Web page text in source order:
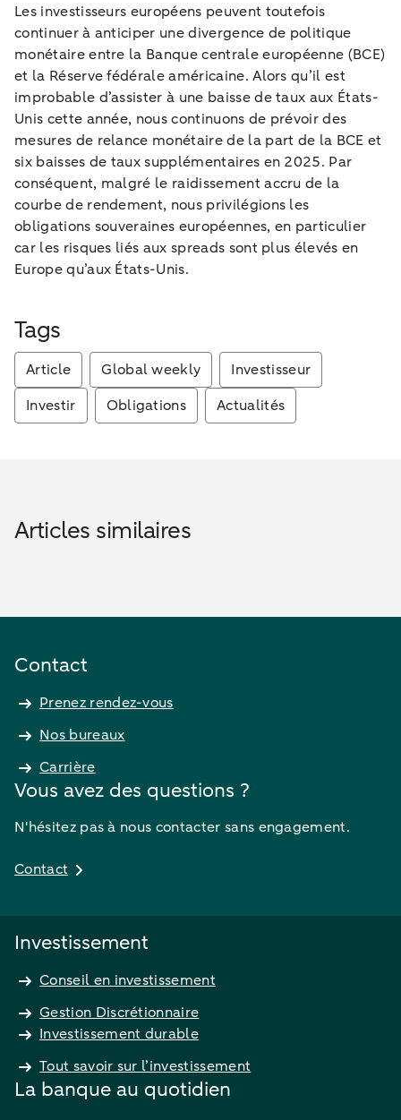
Les investisseurs européens peuvent toutefois
continuer à anticiper une divergence de politique
monétaire entre la Banque centrale européenne (BCE)
et la Réserve fédérale américaine. Alors qu’il est
improbable d’assister à une baisse de taux aux États-
Unis cette année, nous continuons de prévoir des
mesures de relance monétaire de la part de la BCE et
six baisses de taux supplémentaires en 2025. Par
conséquent, malgré le raidissement accru de la
courbe de rendement, nous privilégions les
obligations souveraines européennes, en particulier
car les risques liés aux spreads sont plus élevés en
Europe qu’aux États-Unis.
Tags
Article Global weekly
Investisseur
Investir
Obligations Actualités
Articles similaires
Contact
Prenez rendez-vous
Nos bureaux
Carrière
Vous avez des questions ?
N'hésitez pas à nous contacter sans engagement.
Contact
Investissement
Conseil en investissement
Gestion Discrétionnaire
Investissement durable
Tout savoir sur l’investissement
La banque au quotidien